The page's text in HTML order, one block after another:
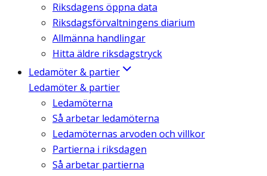
Riksdagens öppna data
Riksdagsförvaltningens diarium
Allmänna handlingar
Hitta äldre riksdagstryck
Ledamöter & partier
Ledamöter & partier
Ledamöterna
Så arbetar ledamöterna
Ledamöternas arvoden och villkor
Partierna i riksdagen
Så arbetar partierna